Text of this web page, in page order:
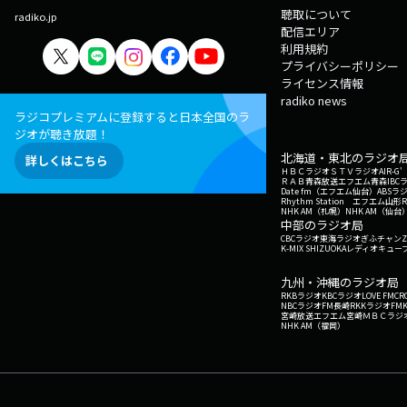
radiko.jp
ラジコプレミアムに登録すると日本全国のラ
ジオが聴き放題！
詳しくはこちら
聴取について
配信エリア
利用規約
プライバシーポリシー
ライセンス情報
radiko news
北海道・東北のラジオ
ＨＢＣラジオＳＴＶラジオAIR-G'
ＲＡＢ青森放送エフエム青森IBC
Date fm（エフエム仙台） ABSラ
Rhythm Station エフエム山形
NHK AM（札幌） NHK AM（仙台
中部のラジオ局
CBCラジオ東海ラジオぎふチャン
K-MIX SHIZUOKAレディオキュー
九州・沖縄のラジオ局
RKBラジオKBCラジオLOVE FM
NBCラジオFM長崎RKKラジオ
宮崎放送エフエム宮崎ＭＢＣラジ
NHK AM（福岡）